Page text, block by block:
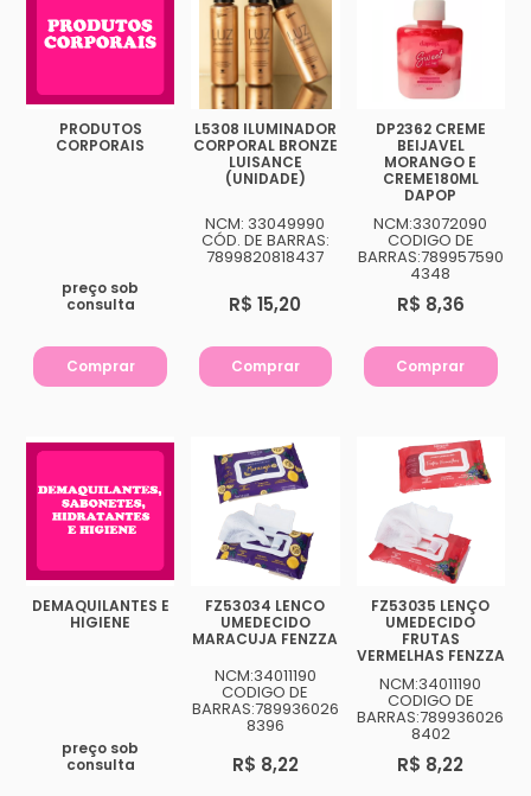
makbelachb@gmail.com
PRODUTOS
CORPORAIS
preço sob
consulta
Comprar
L5308 ILUMINADOR
CORPORAL BRONZE
LUISANCE
(UNIDADE)
NCM: 33049990
CÓD. DE BARRAS:
7899820818437
R$ 15,20
Comprar
DP2362 CREME
BEIJAVEL
MORANGO E
CREME180ML
DAPOP
NCM:33072090
CODIGO DE
BARRAS:789957590
4348
R$ 8,36
Comprar
DEMAQUILANTES E
HIGIENE
preço sob
consulta
FZ53034 LENCO
UMEDECIDO
MARACUJA FENZZA
NCM:34011190
CODIGO DE
BARRAS:789936026
8396
R$ 8,22
FZ53035 LENÇO
UMEDECIDO
FRUTAS
VERMELHAS FENZZA
NCM:34011190
CODIGO DE
BARRAS:789936026
8402
R$ 8,22